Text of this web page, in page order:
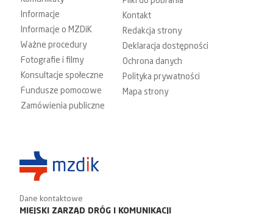
Informacje
Informacje o MZDiK
Ważne procedury
Fotografie i filmy
Konsultacje społeczne
Fundusze pomocowe
Zamówienia publiczne
Kontakt
Redakcja strony
Deklaracja dostępności
Ochrona danych
Polityka prywatności
Mapa strony
Dane kontaktowe
MIEJSKI ZARZĄD DRÓG I KOMUNIKACJI